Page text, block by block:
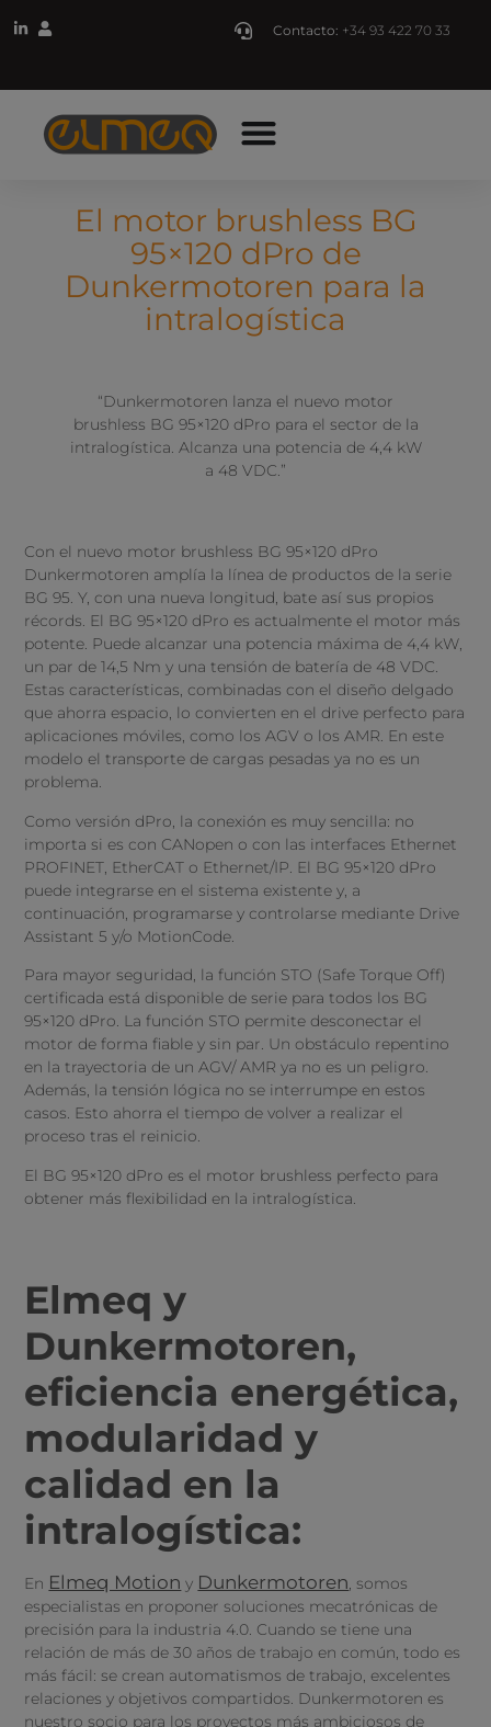
Contacto: +34 93 422 70 33
El motor brushless BG
95×120 dPro de
Dunkermotoren para la
intralogística
“Dunkermotoren lanza el nuevo motor
brushless BG 95×120 dPro para el sector de la
intralogística. Alcanza una potencia de 4,4 kW
a 48 VDC.”
Con el nuevo motor brushless BG 95×120 dPro
Dunkermotoren amplía la línea de productos de la serie
BG 95. Y, con una nueva longitud, bate así sus propios
récords. El BG 95×120 dPro es actualmente el motor más
potente. Puede alcanzar una potencia máxima de 4,4 kW,
un par de 14,5 Nm y una tensión de batería de 48 VDC.
Estas características, combinadas con el diseño delgado
que ahorra espacio, lo convierten en el drive perfecto para
aplicaciones móviles, como los AGV o los AMR. En este
modelo el transporte de cargas pesadas ya no es un
problema.
Como versión dPro, la conexión es muy sencilla: no
importa si es con CANopen o con las interfaces Ethernet
PROFINET, EtherCAT o Ethernet/IP. El BG 95×120 dPro
puede integrarse en el sistema existente y, a
continuación, programarse y controlarse mediante Drive
Assistant 5 y/o MotionCode.
Para mayor seguridad, la función STO (Safe Torque Off)
certificada está disponible de serie para todos los BG
95×120 dPro. La función STO permite desconectar el
motor de forma fiable y sin par. Un obstáculo repentino
en la trayectoria de un AGV/ AMR ya no es un peligro.
Además, la tensión lógica no se interrumpe en estos
casos. Esto ahorra el tiempo de volver a realizar el
proceso tras el reinicio.
El BG 95×120 dPro es el motor brushless perfecto para
obtener más flexibilidad en la intralogística.
Elmeq y
Dunkermotoren,
eficiencia energética,
modularidad y
calidad en la
intralogística:
En Elmeq Motion y Dunkermotoren, somos
especialistas en proponer soluciones mecatrónicas de
precisión para la industria 4.0. Cuando se tiene una
relación de más de 30 años de trabajo en común, todo es
más fácil: se crean automatismos de trabajo, excelentes
relaciones y objetivos compartidos. Dunkermotoren es
nuestro socio para los proyectos más ambiciosos de